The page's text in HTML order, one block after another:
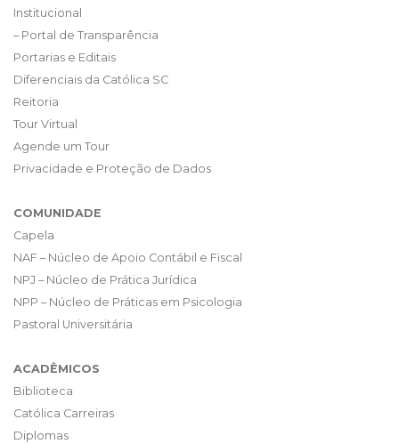
Institucional
– Portal de Transparência
Portarias e Editais
Diferenciais da Católica SC
Reitoria
Tour Virtual
Agende um Tour
Privacidade e Proteção de Dados
COMUNIDADE
Capela
NAF – Núcleo de Apoio Contábil e Fiscal
NPJ – Núcleo de Prática Jurídica
NPP – Núcleo de Práticas em Psicologia
Pastoral Universitária
ACADÊMICOS
Biblioteca
Católica Carreiras
Diplomas